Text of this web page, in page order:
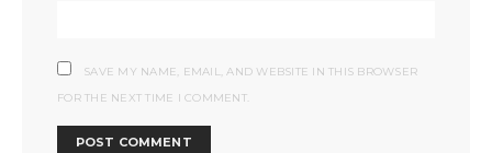
SAVE MY NAME, EMAIL, AND WEBSITE IN THIS BROWSER
FOR THE NEXT TIME I COMMENT.